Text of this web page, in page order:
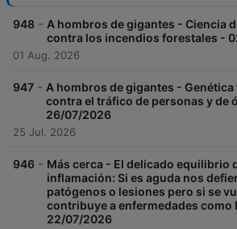
948 - A hombros de gigantes - Ciencia
contra los incendios forestales -
01 Aug. 2026
947 - A hombros de gigantes -
contra el tráfico de personas y de
26/07/2026
25 Jul. 2026
946 - Más cerca - El delicado equilibrio
inflamación: Si es aguda nos
patógenos o lesiones pero si se
contribuye a enfermedades como
22/07/2026